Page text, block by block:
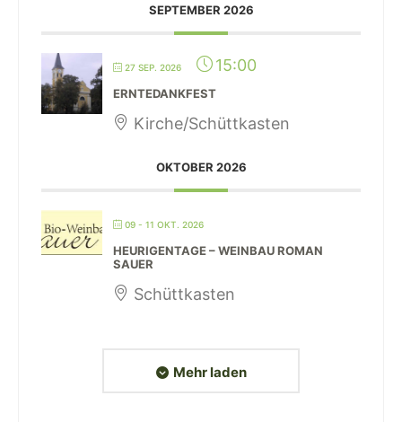
SEPTEMBER 2026
27 SEP. 2026 15:00
ERNTEDANKFEST
Kirche/Schüttkasten
OKTOBER 2026
09 - 11 OKT. 2026
HEURIGENTAGE – WEINBAU ROMAN
SAUER
Schüttkasten
Mehr laden